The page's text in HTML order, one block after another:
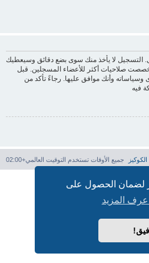
لضمان الحصول على
اعرف المزيد
التسجيل لا يأخذ منك سوى بضع دقائق وسيعطيك
خصصت صلاحيات أكثر للأعضاء المسجلين. قبل
وأنك موافق عليها. رجاءً تأكد من
فيه
جميع الأوقات تستخدم التوقيت العالمي+02:00
المنتديات العربية
| الشروط